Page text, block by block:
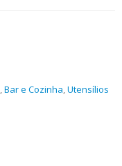
,Bar e Cozinha,Utensílios